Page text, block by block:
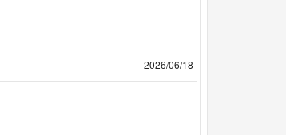
2026/06/18